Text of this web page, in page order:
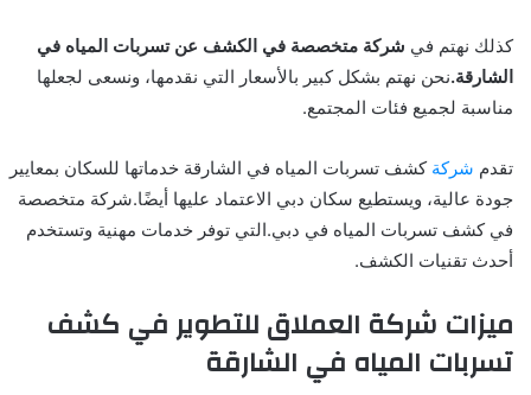
كذلك نهتم في شركة متخصصة في الكشف عن تسربات المياه في
الشارقة.نحن نهتم بشكل كبير بالأسعار التي نقدمها، ونسعى لجعلها
مناسبة لجميع فئات المجتمع.
تقدم شركة كشف تسربات المياه في الشارقة خدماتها للسكان بمعايير
جودة عالية، ويستطيع سكان دبي الاعتماد عليها أيضًا.شركة متخصصة
في كشف تسربات المياه في دبي.التي توفر خدمات مهنية وتستخدم
أحدث تقنيات الكشف.
ميزات شركة العملاق للتطوير في كشف
تسربات المياه في الشارقة